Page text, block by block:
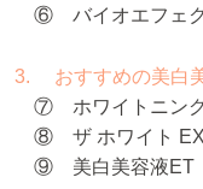
⑥ バイオエフェク
3. おすすめの美白
⑦ ホワイトニング
⑧ ザ ホワイト EX
⑨ 美白美容液ET